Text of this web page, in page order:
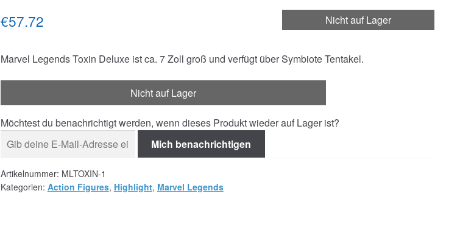
Nicht auf Lager
€57.72
Marvel Legends Toxin Deluxe ist ca. 7 Zoll groß und verfügt über Symbiote Tentakel.
Nicht auf Lager
Möchtest du benachrichtigt werden, wenn dieses Produkt wieder auf Lager ist?
Mich benachrichtigen
Artikelnummer: MLTOXIN-1
Kategorien: Action Figures, Highlight, Marvel Legends